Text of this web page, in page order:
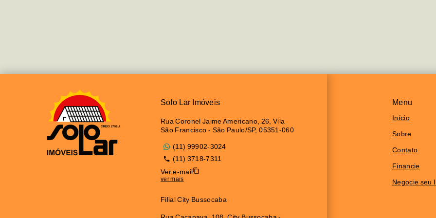
Menu
Início
Sobre
Contato
Financie
Negocie seu
Solo Lar Imóveis
Rua Coronel Jaime Americano, 26, Vila
São Francisco - São Paulo/SP, 05351-060
(11) 99902-3024
(11) 3718-7311
Ver e-mail
ver mais
Filial City Bussocaba